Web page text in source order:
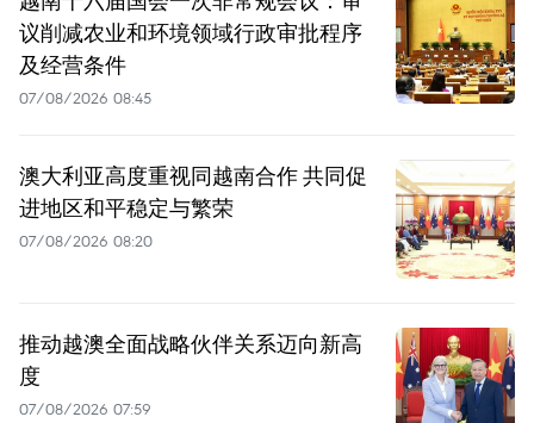
议削减农业和环境领域行政审批程序
及经营条件
07/08/2026 08:45
澳大利亚高度重视同越南合作 共同促
进地区和平稳定与繁荣
07/08/2026 08:20
推动越澳全面战略伙伴关系迈向新高
度
07/08/2026 07:59